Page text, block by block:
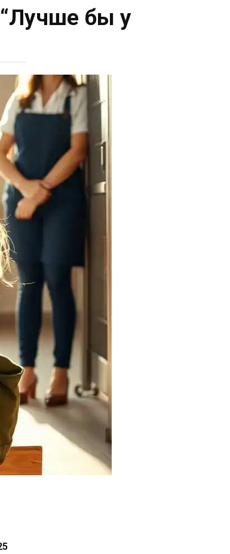
бы у